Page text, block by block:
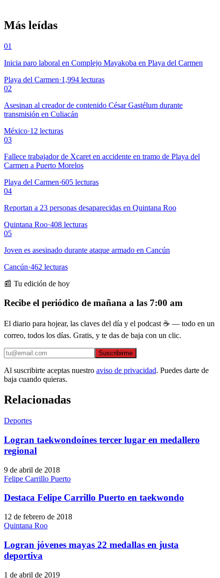
Más leídas
01
Inicia paro laboral en Complejo Mayakoba en Playa del Carmen
Playa del Carmen·1,994 lecturas
02
Asesinan al creador de contenido César Gastélum durante
transmisión en Culiacán
México·12 lecturas
03
Fallece trabajador de Xcaret en accidente en tramo de Playa del
Carmen a Puerto Morelos
Playa del Carmen·605 lecturas
04
Reportan a 23 personas desaparecidas en Quintana Roo
Quintana Roo·408 lecturas
05
Joven es asesinado durante ataque armado en Cancún
Cancún·462 lecturas
📰 Tu edición de hoy
Recibe el periódico de mañana a las 7:00 am
El diario para hojear, las claves del día y el podcast ☕ — todo en un
correo, todos los días. Gratis, y te das de baja con un clic.
Suscribirme
Al suscribirte aceptas nuestro aviso de privacidad. Puedes darte de
baja cuando quieras.
Relacionadas
Deportes
Logran taekwondoínes tercer lugar en medallero
regional
9 de abril de 2018
Felipe Carrillo Puerto
Destaca Felipe Carrillo Puerto en taekwondo
12 de febrero de 2018
Quintana Roo
Logran jóvenes mayas 22 medallas en justa
deportiva
1 de abril de 2019